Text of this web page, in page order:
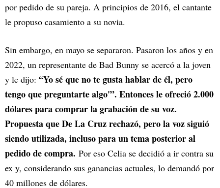
por pedido de su pareja. A principios de 2016, el cantante
le propuso casamiento a su novia.
Sin embargo, en mayo se separaron. Pasaron los años y en
2022, un representante de Bad Bunny se acercó a la joven
y le dijo: “Yo sé que no te gusta hablar de él, pero
tengo que preguntarte algo'”. Entonces le ofreció 2.000
dólares para comprar la grabación de su voz.
Propuesta que De La Cruz rechazó, pero la voz siguió
siendo utilizada, incluso para un tema posterior al
pedido de compra. Por eso Celia se decidió a ir contra su
ex y, considerando sus ganancias actuales, lo demandó por
40 millones de dólares.